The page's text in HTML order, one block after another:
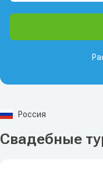
Россия
Свадебные